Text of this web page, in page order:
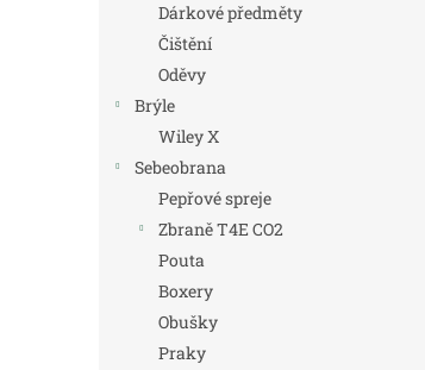
Dárkové předměty
Čištění
Oděvy
Brýle
Wiley X
Sebeobrana
Pepřové spreje
Zbraně T4E CO2
Pouta
Boxery
Obušky
Praky